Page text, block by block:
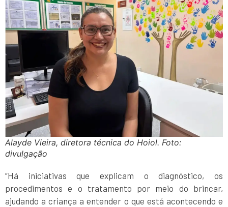
Alayde Vieira, diretora técnica do Hoiol. Foto:
divulgação
“Há iniciativas que explicam o diagnóstico, os
procedimentos e o tratamento por meio do brincar,
ajudando a criança a entender o que está acontecendo e